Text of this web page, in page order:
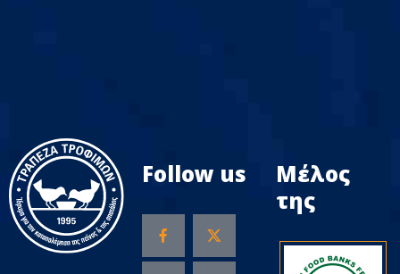
Follow us
Μέλος
της